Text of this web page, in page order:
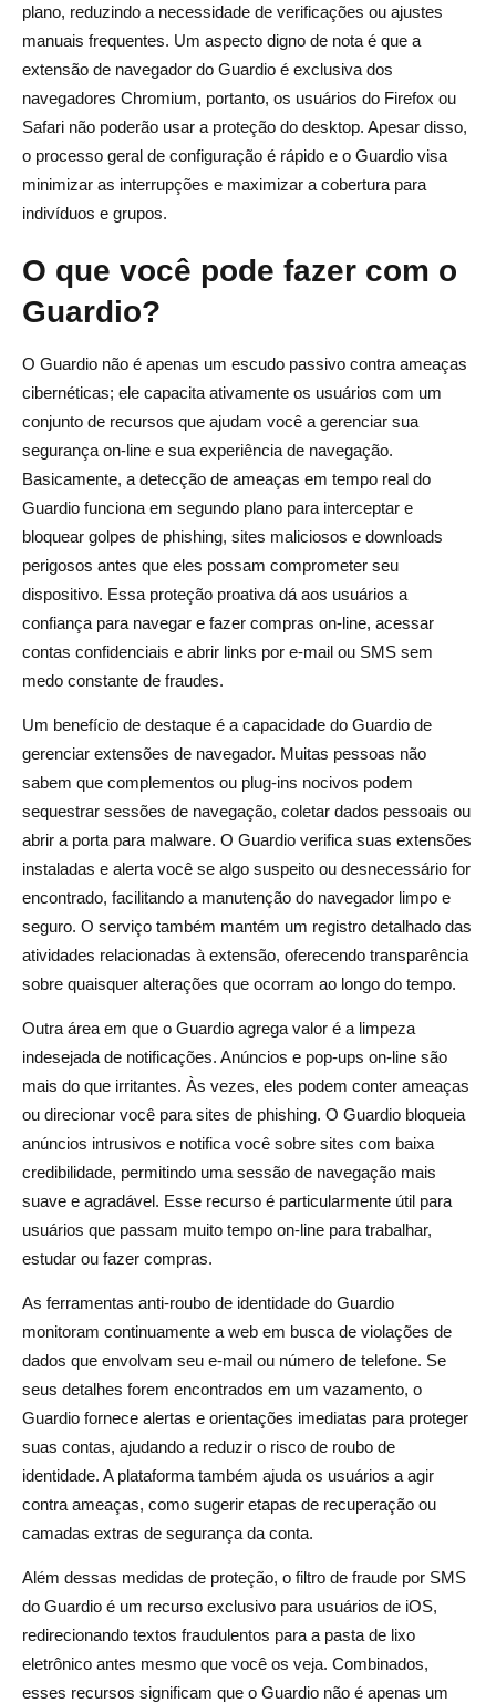
plano, reduzindo a necessidade de verificações ou ajustes
manuais frequentes. Um aspecto digno de nota é que a
extensão de navegador do Guardio é exclusiva dos
navegadores Chromium, portanto, os usuários do Firefox ou
Safari não poderão usar a proteção do desktop. Apesar disso,
o processo geral de configuração é rápido e o Guardio visa
minimizar as interrupções e maximizar a cobertura para
indivíduos e grupos.
O que você pode fazer com o
Guardio?
O Guardio não é apenas um escudo passivo contra ameaças
cibernéticas; ele capacita ativamente os usuários com um
conjunto de recursos que ajudam você a gerenciar sua
segurança on-line e sua experiência de navegação.
Basicamente, a detecção de ameaças em tempo real do
Guardio funciona em segundo plano para interceptar e
bloquear golpes de phishing, sites maliciosos e downloads
perigosos antes que eles possam comprometer seu
dispositivo. Essa proteção proativa dá aos usuários a
confiança para navegar e fazer compras on-line, acessar
contas confidenciais e abrir links por e-mail ou SMS sem
medo constante de fraudes.
Um benefício de destaque é a capacidade do Guardio de
gerenciar extensões de navegador. Muitas pessoas não
sabem que complementos ou plug-ins nocivos podem
sequestrar sessões de navegação, coletar dados pessoais ou
abrir a porta para malware. O Guardio verifica suas extensões
instaladas e alerta você se algo suspeito ou desnecessário for
encontrado, facilitando a manutenção do navegador limpo e
seguro. O serviço também mantém um registro detalhado das
atividades relacionadas à extensão, oferecendo transparência
sobre quaisquer alterações que ocorram ao longo do tempo.
Outra área em que o Guardio agrega valor é a limpeza
indesejada de notificações. Anúncios e pop-ups on-line são
mais do que irritantes. Às vezes, eles podem conter ameaças
ou direcionar você para sites de phishing. O Guardio bloqueia
anúncios intrusivos e notifica você sobre sites com baixa
credibilidade, permitindo uma sessão de navegação mais
suave e agradável. Esse recurso é particularmente útil para
usuários que passam muito tempo on-line para trabalhar,
estudar ou fazer compras.
As ferramentas anti-roubo de identidade do Guardio
monitoram continuamente a web em busca de violações de
dados que envolvam seu e-mail ou número de telefone. Se
seus detalhes forem encontrados em um vazamento, o
Guardio fornece alertas e orientações imediatas para proteger
suas contas, ajudando a reduzir o risco de roubo de
identidade. A plataforma também ajuda os usuários a agir
contra ameaças, como sugerir etapas de recuperação ou
camadas extras de segurança da conta.
Além dessas medidas de proteção, o filtro de fraude por SMS
do Guardio é um recurso exclusivo para usuários de iOS,
redirecionando textos fraudulentos para a pasta de lixo
eletrônico antes mesmo que você os veja. Combinados,
esses recursos significam que o Guardio não é apenas um